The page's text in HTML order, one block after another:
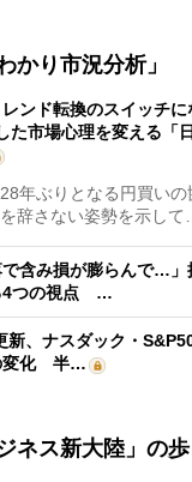
かり市況分析」
レンド転換のスイッチ
た市場心理を変える「
年ぶりとなる円買いの
辞さない姿勢を示し
で含み損が膨らんで…
4つの視点 …
新、ナスダック・
変化 半…
ネス新大陸」の